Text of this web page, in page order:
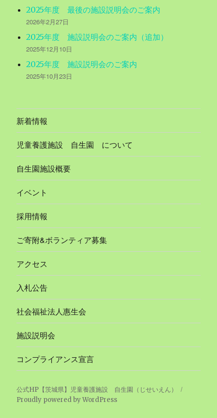
2025年度 最後の施設説明会のご案内
2026年2月27日
2025年度 施設説明会のご案内（追加）
2025年12月10日
2025年度 施設説明会のご案内
2025年10月23日
新着情報
児童養護施設 自生園 について
自生園施設概要
イベント
採用情報
ご寄附&ボランティア募集
アクセス
入札公告
社会福祉法人惠生会
施設説明会
コンプライアンス宣言
公式HP【茨城県】児童養護施設 自生園（じせいえん）
Proudly powered by WordPress